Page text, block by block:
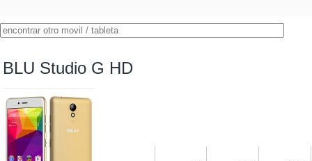
BLU Studio G HD